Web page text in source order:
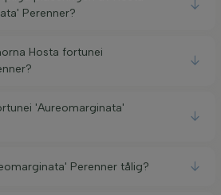
Perenner?
Hosta fortunei
'Aureomarginata'
Perenner tålig?